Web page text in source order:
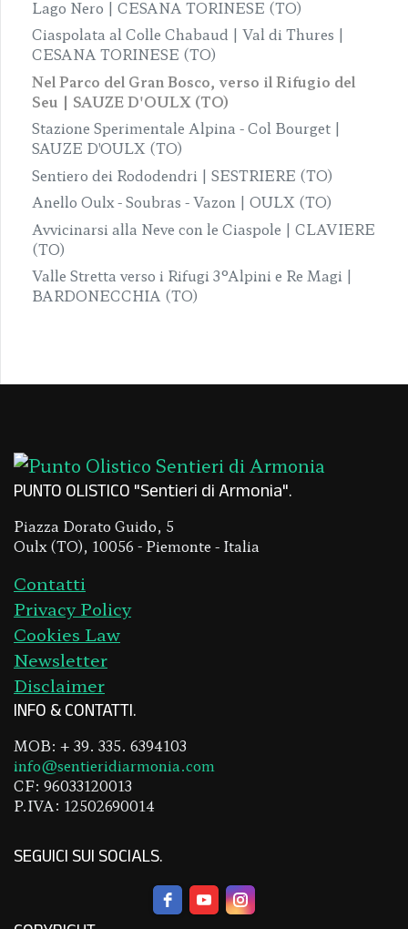
Lago Nero | CESANA TORINESE (TO)
Ciaspolata al Colle Chabaud | Val di Thures |
CESANA TORINESE (TO)
Nel Parco del Gran Bosco, verso il Rifugio del
Seu | SAUZE D'OULX (TO)
Stazione Sperimentale Alpina - Col Bourget |
SAUZE D'OULX (TO)
Sentiero dei Rododendri | SESTRIERE (TO)
Anello Oulx - Soubras - Vazon | OULX (TO)
Avvicinarsi alla Neve con le Ciaspole | CLAVIERE
(TO)
Valle Stretta verso i Rifugi 3°Alpini e Re Magi |
BARDONECCHIA (TO)
PUNTO OLISTICO "Sentieri di Armonia"
Piazza Dorato Guido, 5
Oulx (TO), 10056 - Piemonte - Italia
Contatti
Privacy Policy
Cookies Law
Newsletter
Disclaimer
INFO & CONTATTI
MOB: + 39. 335. 6394103
info@sentieridiarmonia.com
CF: 96033120013
P.IVA: 12502690014
SEGUICI SUI SOCIALS